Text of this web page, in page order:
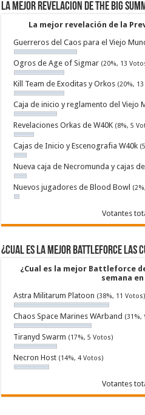
La mejor revelacion de The Big
La mejor revelación de la
Guerreros del Caos para el Viejo
Ogros de Age of Sigmar (20%, 13
Kill Team de Exoditas y Orkos (20%,
Caja de inicio y reglamento del Viejo
Revelaciones Orkas de W40K (8%, 5
Cajas de Inicio y Escenografia W40k
Nueva caja de Necromunda y cajas
Nuevos jugadores de Blood Bowl
Votantes
¿Cual es la mejor Battleforce las
¿Cual es la mejor Battleforce
semana en
Astra Militarum Platoon (38%, 11 Votos)
Chaos Space Marines WArband (31%,
Tiranyd Swarm (17%, 5 Votos)
Necron Host (14%, 4 Votos)
Votantes